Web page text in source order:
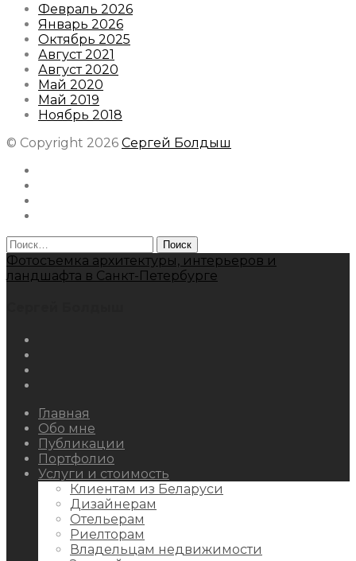
Февраль 2026
Январь 2026
Октябрь 2025
Август 2021
Август 2020
Май 2020
Май 2019
Ноябрь 2018
© Copyright 2026 Сергей Болдыш
Найти:
Фотосъемка архитектуры, интерьеров и
ландшафта в Санкт-Петербурге
Главная
Обо мне
Публикации
Портфолио
Услуги и стоимость
Клиентам из Беларуси
Дизайнерам
Отельерам
Риелторам
Владельцам недвижимости